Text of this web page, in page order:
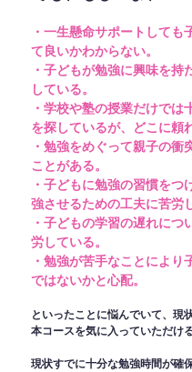
・一生懸命サポートして
て良いかわからない。
・子どもが勉強に興味を
している。
・学校や塾の授業だけで
を探しているが、どこに頼
・勉強をめぐって親子の衝
ことがある。
・子どもに勉強の習慣を
強させるための工夫に苦労
・子どもの学習の遅れに
労している。
・勉強が苦手なことによ
ではないかと心配。
といったことに悩んでいて、現
本コースを気に入っていただけ
現状すでに十分な勉強時間が確